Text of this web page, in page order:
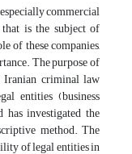
commercial
is the subject of
of these companies,
The purpose of
criminal law
entities (business
investigated the
method. The
of legal entities in